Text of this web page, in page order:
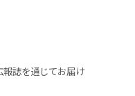
報誌を通じてお届け